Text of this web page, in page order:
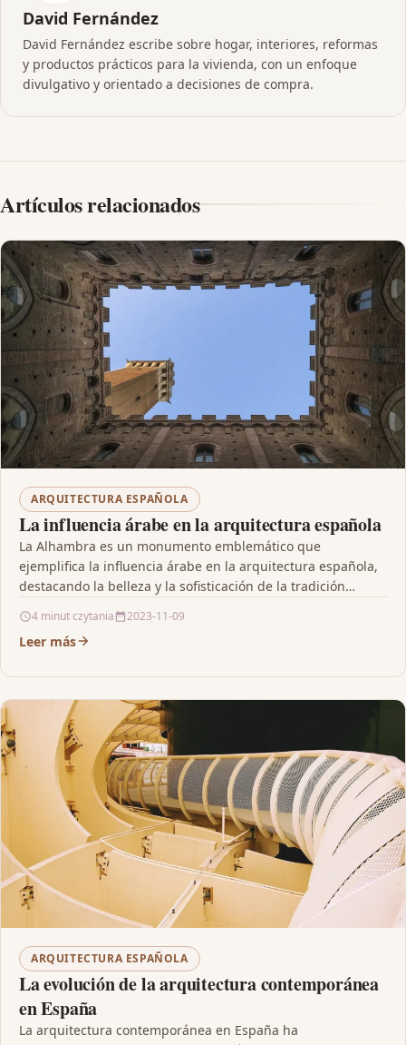
David Fernández
David Fernández escribe sobre hogar, interiores, reformas
y productos prácticos para la vivienda, con un enfoque
divulgativo y orientado a decisiones de compra.
Artículos relacionados
ARQUITECTURA ESPAÑOLA
La influencia árabe en la arquitectura española
La Alhambra es un monumento emblemático que
ejemplifica la influencia árabe en la arquitectura española,
destacando la belleza y la sofisticación de la tradición…
4 minut czytania 2023-11-09
Leer más
ARQUITECTURA ESPAÑOLA
La evolución de la arquitectura contemporánea
en España
La arquitectura contemporánea en España ha